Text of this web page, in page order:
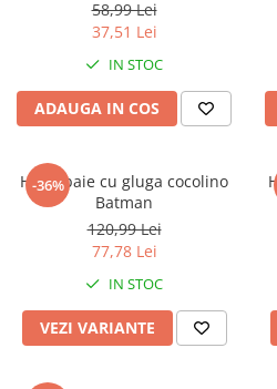
58,99 Lei
37,51 Lei
IN STOC
ADAUGA IN COS
-36%
Halat baie cu gluga cocolino
Batman
120,99 Lei
77,78 Lei
IN STOC
VEZI VARIANTE